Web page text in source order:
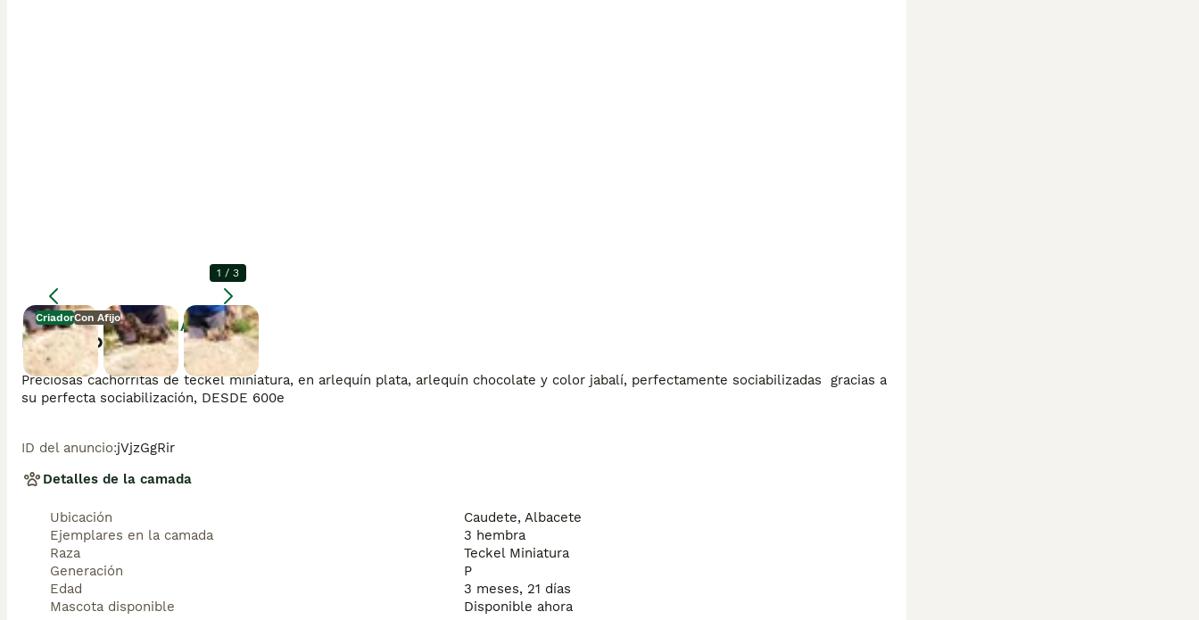
CriadorCon Afijo
Agrandar
1 / 3
Descripción
Preciosas cachorritas de teckel miniatura, en arlequín plata, arlequín chocolate y color jabalí, perfectamente sociabilizadas  gracias a
su perfecta sociabilización, DESDE 600e
ID del anuncio:jVjzGgRir
Detalles de la camada
Ubicación
Caudete, Albacete
Ejemplares en la camada
3 hembra
Raza
Teckel Miniatura
Generación
P
Edad
3 meses, 21 días
Mascota disponible
Disponible ahora